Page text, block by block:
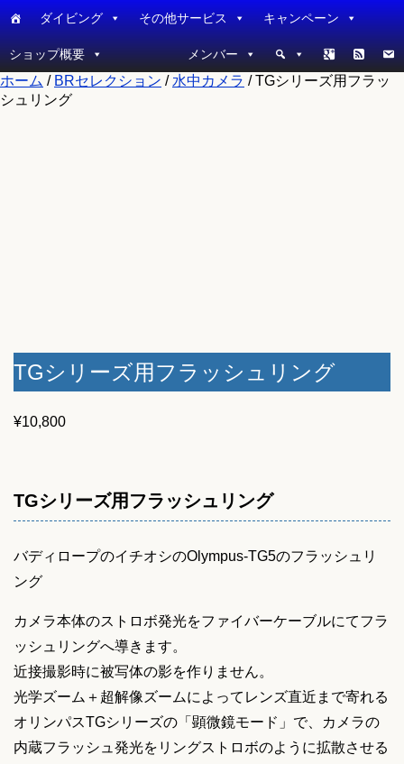
ダイビング その他サービス キャンペーン
ショップ概要 メンバー
ホーム / BRセレクション / 水中カメラ / TGシリーズ用フラッ
シュリング
TGシリーズ用フラッシュリング
¥10,800
TGシリーズ用フラッシュリング
バディロープのイチオシのOlympus-TG5のフラッシュリ
ング
カメラ本体のストロボ発光をファイバーケーブルにてフラ
ッシュリングへ導きます。
近接撮影時に被写体の影を作りません。
光学ズーム＋超解像ズームによってレンズ直近まで寄れる
オリンパスTGシリーズの「顕微鏡モード」で、カメラの
内蔵フラッシュ発光をリングストロボのように拡散させる